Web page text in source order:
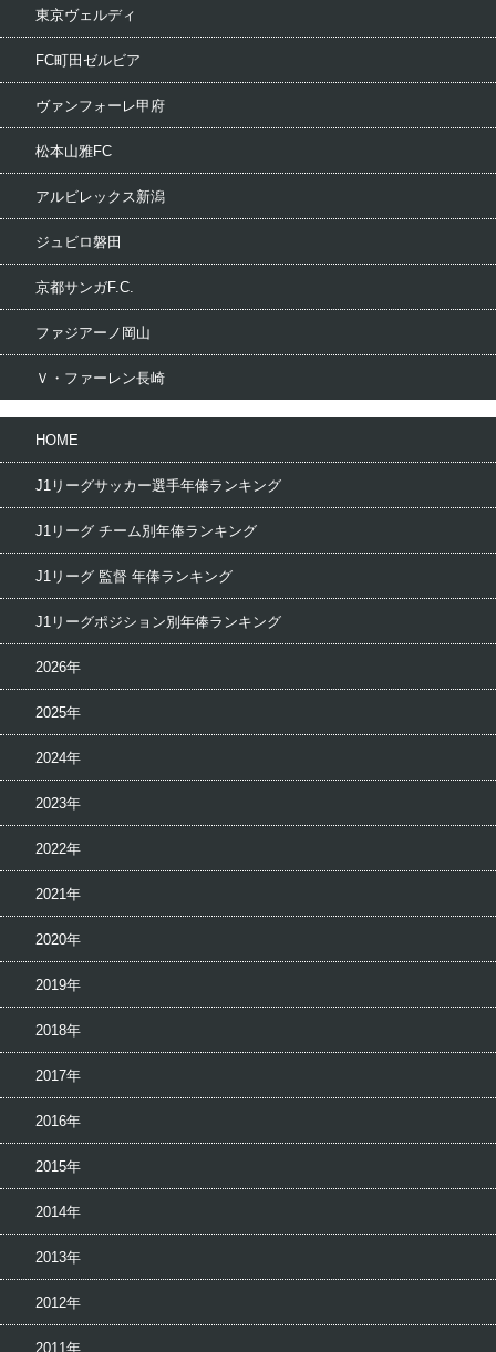
東京ヴェルディ
FC町田ゼルビア
ヴァンフォーレ甲府
松本山雅FC
アルビレックス新潟
ジュビロ磐田
京都サンガF.C.
ファジアーノ岡山
Ｖ・ファーレン長崎
HOME
J1リーグサッカー選手年俸ランキング
J1リーグ チーム別年俸ランキング
J1リーグ 監督 年俸ランキング
J1リーグポジション別年俸ランキング
2026年
2025年
2024年
2023年
2022年
2021年
2020年
2019年
2018年
2017年
2016年
2015年
2014年
2013年
2012年
2011年